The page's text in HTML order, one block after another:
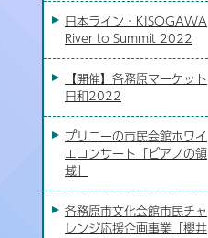
日本ライン・KISOGAWA
River to Summit 2022
【開催】各務原マーケット
日和2022
プリニーの市民会館ホワイ
エコンサート「ピアノの領
域」
各務原市文化会館市民チャ
レンジ応援企画事業「櫻井